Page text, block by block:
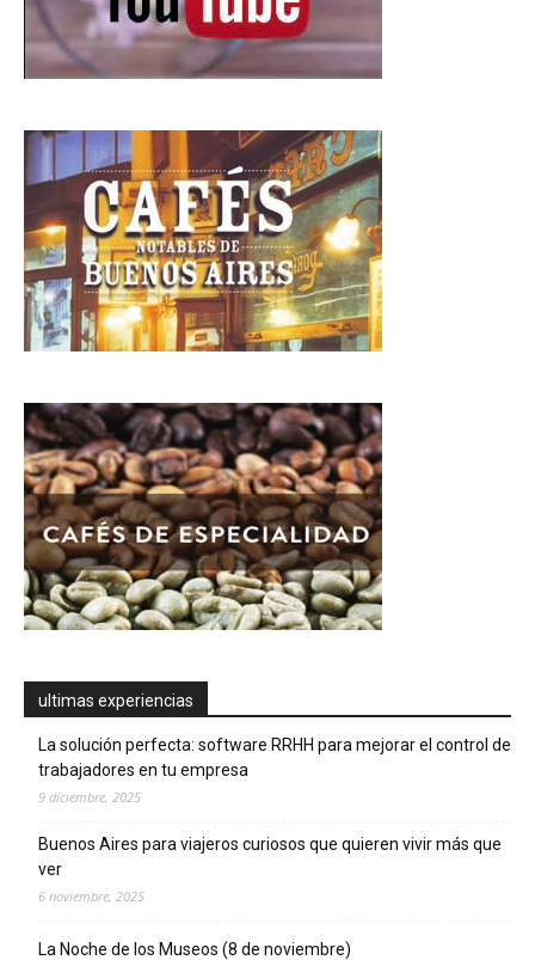
ultimas experiencias
La solución perfecta: software RRHH para mejorar el control de
trabajadores en tu empresa
9 diciembre, 2025
Buenos Aires para viajeros curiosos que quieren vivir más que
ver
6 noviembre, 2025
La Noche de los Museos (8 de noviembre)